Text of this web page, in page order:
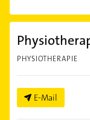
PHYSIOTHERAPIE
E-Mail